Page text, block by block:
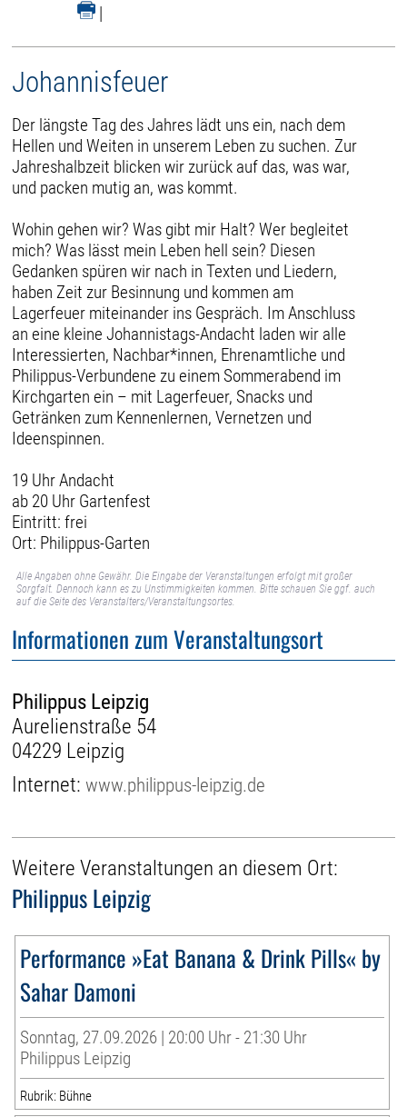
|
Johannisfeuer
Der längste Tag des Jahres lädt uns ein, nach dem
Hellen und Weiten in unserem Leben zu suchen. Zur
Jahreshalbzeit blicken wir zurück auf das, was war,
und packen mutig an, was kommt.
Wohin gehen wir? Was gibt mir Halt? Wer begleitet
mich? Was lässt mein Leben hell sein? Diesen
Gedanken spüren wir nach in Texten und Liedern,
haben Zeit zur Besinnung und kommen am
Lagerfeuer miteinander ins Gespräch. Im Anschluss
an eine kleine Johannistags-Andacht laden wir alle
Interessierten, Nachbar*innen, Ehrenamtliche und
Philippus-Verbundene zu einem Sommerabend im
Kirchgarten ein – mit Lagerfeuer, Snacks und
Getränken zum Kennenlernen, Vernetzen und
Ideenspinnen.
19 Uhr Andacht
ab 20 Uhr Gartenfest
Eintritt: frei
Ort: Philippus-Garten
Alle Angaben ohne Gewähr. Die Eingabe der Veranstaltungen erfolgt mit großer
Sorgfalt. Dennoch kann es zu Unstimmigkeiten kommen. Bitte schauen Sie ggf. auch
auf die Seite des Veranstalters/Veranstaltungsortes.
Informationen zum Veranstaltungsort
Philippus Leipzig
Aurelienstraße 54
04229 Leipzig
Internet:www.philippus-leipzig.de
Weitere Veranstaltungen an diesem Ort:
Philippus Leipzig
Performance »Eat Banana & Drink Pills« by
Sahar Damoni
Sonntag, 27.09.2026 | 20:00 Uhr - 21:30 Uhr
Philippus Leipzig
Rubrik: Bühne